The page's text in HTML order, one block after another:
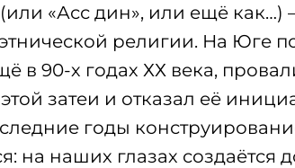
«Асс дин», или ещё как…)
религии. На Юге
в 90-х годах ХХ века,
затеи и отказал её
годы
на наших глазах создаётся